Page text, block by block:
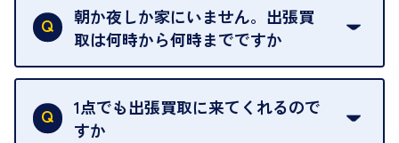
定のお店や、ほかのお客様への迷惑となることが考
えられるためです。
朝か夜しか家にいません。出張買
取は何時から何時までですか
ご訪問可能時間は、10時から19時です。
ただし、お品物の種類や量によっては対応させてい
ただくことがあります。
1点でも出張買取に来てくれるので
すか